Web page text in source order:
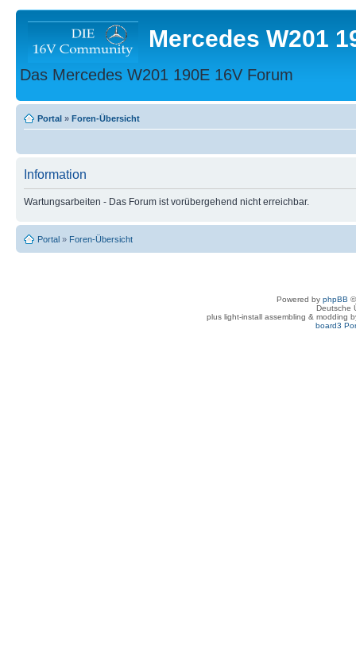
Mercedes W201
Das Mercedes W201 190E 16V Forum
Portal » Foren-Übersicht
Information
Wartungsarbeiten - Das Forum ist vorübergehend nicht erreichbar.
Portal » Foren-Übersicht
Powered by phpBB
Deutsche
plus light-install assembling & modding
board3